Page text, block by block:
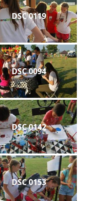
DSC 0119
DSC 0094
DSC 0142
DSC 0153